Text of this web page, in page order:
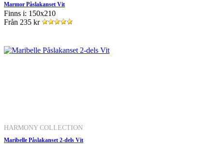
Marmor Påslakanset Vit
Finns i: 150x210
Från 235 kr
HARMONY COLLECTION
Maribelle Påslakanset 2-dels Vit